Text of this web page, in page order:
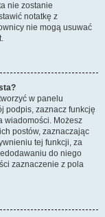
nie zostanie
notatkę z
nie mogą usuwać
w panelu
podpis, zaznacz funkcję
wiadomości. Możesz
postów, zaznaczając
tej funkcji, za
do niego
zaznaczenie z pola